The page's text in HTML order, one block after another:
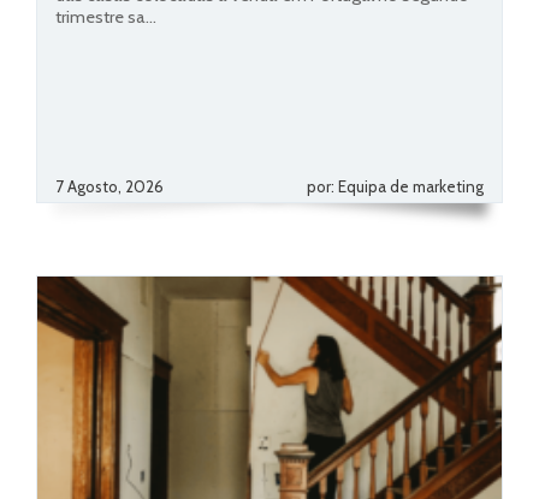
trimestre sa...
7 Agosto, 2026 por: Equipa de marketing